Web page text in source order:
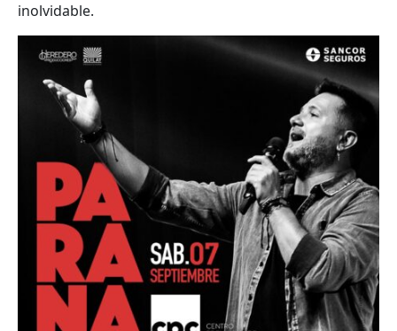
inolvidable.